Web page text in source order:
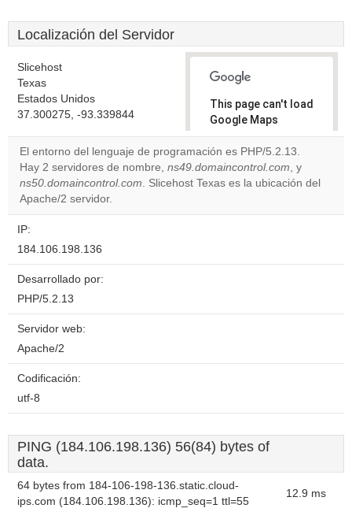
Localización del Servidor
Slicehost
Texas
Estados Unidos
37.300275, -93.339844
This page can't load
Google Maps
correctly.
Do you
own this
OK
El entorno del lenguaje de programación es PHP/5.2.13.
Hay 2 servidores de nombre, ns49.domaincontrol.com, y
ns50.domaincontrol.com. Slicehost Texas es la ubicación del
Apache/2 servidor.
IP:
184.106.198.136
Desarrollado por:
PHP/5.2.13
Servidor web:
Apache/2
Codificación:
utf-8
PING (184.106.198.136) 56(84) bytes of
data.
64 bytes from 184-106-198-136.static.cloud-
ips.com (184.106.198.136): icmp_seq=1 ttl=55
12.9 ms